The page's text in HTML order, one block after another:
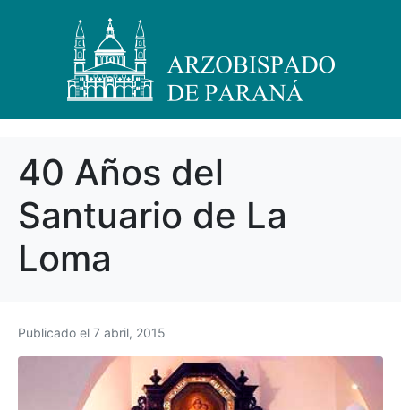
40 Años del
Santuario de La
Loma
Publicado el 7 abril, 2015